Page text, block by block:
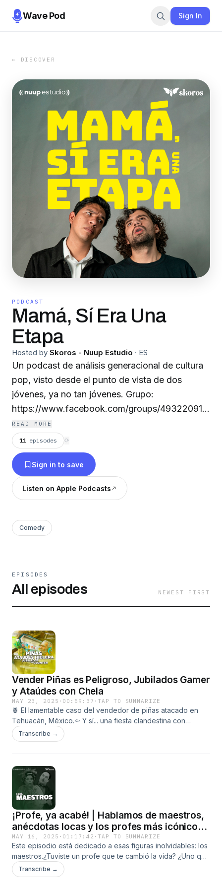
Wave Pod Sign In
← DISCOVER
PODCAST
Mamá, Sí Era Una
Etapa
Hosted by Skoros - Nuup Estudio · ES
Un podcast de análisis generacional de cultura
pop, visto desde el punto de vista de dos
jóvenes, ya no tan jóvenes. Grupo:
https://www.facebook.com/groups/
Facebook:
https://www.facebook.com/mamasieraunaetapa
Instagram:
https://www.instagram.com/mamasieraunaetapa/
Tiktok:
https://www.tiktok.com/@mamasieraunaetapa
READ MORE
11 episodes ⟳
Sign in to save
Listen on Apple Podcasts
Comedy
EPISODES
All episodes NEWEST FIRST
Vender Piñas es Peligroso, Jubilados Gamer
y Ataúdes con Chela
MAY 23, 2025 · 00:59:37 ·TAP TO SUMMARIZE
🍍 El lamentable caso del vendedor de piñas atacado en
Tehuacán, México.⚰️ Y sí... una fiesta clandestina con
ataúdes usados como hieleras, sin salidas de emergencia y
menores inconscientes. ¿Qué está pasando?🎮 Señores
videosNoticias extrañas, divertidas y un poco tristes. Como
la vida misma.Suscríbete, comenta cuál fue tu favorita y
cuéntanos:¿Tú también usaste un ataúd como hielera alguna
vez?
Transcribe →
¡Profe, ya acabé! | Hablamos de maestros,
anécdotas locas y los profes más icónicos
🎬📚
MAY 16, 2025 · 01:17:42 ·TAP TO SUMMARIZE
Este episodio está dedicado a esas figuras inolvidables: los
maestros.¿Tuviste un profe que te cambió la vida? ¿Uno que
parecía sacado de una película?Hoy hablamos de todo eso
y más: desde anécdotas escolares que nos marcaron, hasta
Transcribe →